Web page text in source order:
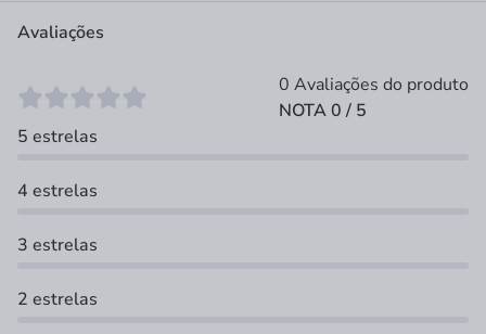
Avaliações
0 Avaliações do produto
NOTA 0 / 5
5 estrelas
4 estrelas
3 estrelas
2 estrelas